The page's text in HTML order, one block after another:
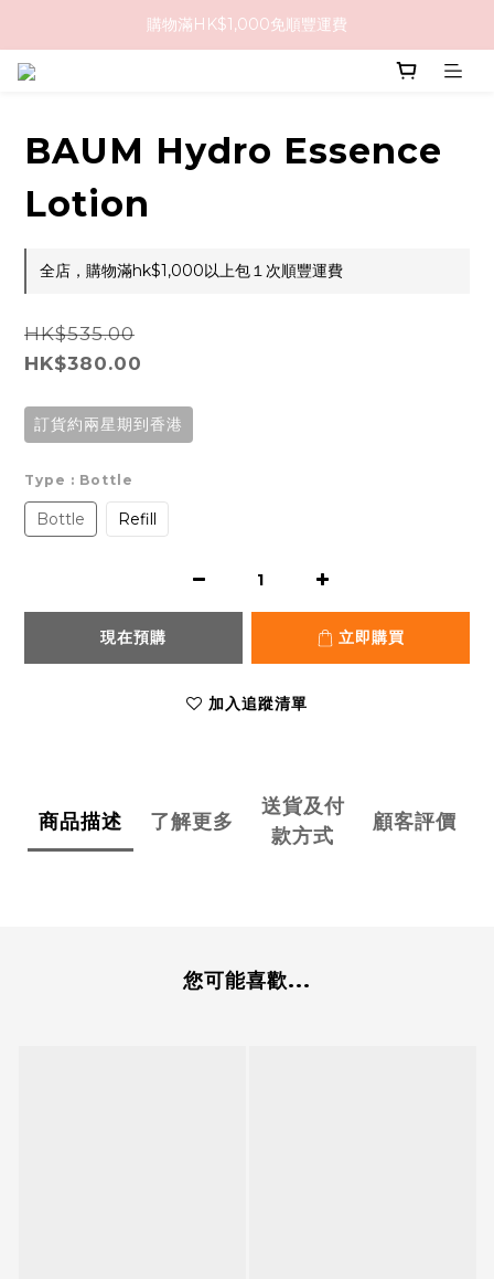
購物滿HK$1,000免順豐運費
購物滿HK$1,000免順豐運費
BAUM Hydro Essence
Lotion
全店，購物滿hk$1,000以上包１次順豐運費
HK$535.00
HK$380.00
訂貨約兩星期到香港
Type : Bottle
Bottle Refill
現在預購 立即購買
加入追蹤清單
商品描述 了解更多
送貨及付
款方式
顧客評價
您可能喜歡...